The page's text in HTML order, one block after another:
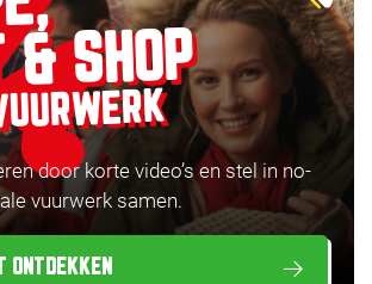
& SHOP
door korte video’s en stel in no-
vuurwerk samen.
ONTDEKKEN